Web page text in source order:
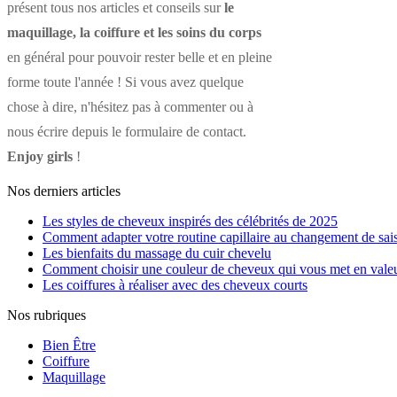
présent tous nos articles et conseils surle
maquillage, la coiffure et les soins du corps
en général pour pouvoir rester belle et en pleine
forme toute l'année ! Si vous avez quelque
chose à dire, n'hésitez pas à commenter ou à
nous écrire depuis le formulaire de contact.
Enjoy girls !
Nos derniers articles
Les styles de cheveux inspirés des célébrités de 2025
Comment adapter votre routine capillaire au changement de
Les bienfaits du massage du cuir chevelu
Comment choisir une couleur de cheveux qui vous met en
Les coiffures à réaliser avec des cheveux courts
Nos rubriques
Bien Être
Coiffure
Maquillage